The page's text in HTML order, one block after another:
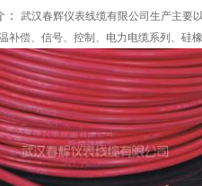
武汉春辉仪表线缆有限公司生产主要
补偿、信号、控制、电力电缆系列、硅